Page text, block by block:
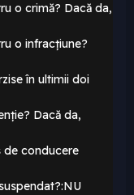
o crimă? Dacă da,
o infracțiune?
în ultimii doi
Dacă da,
de conducere